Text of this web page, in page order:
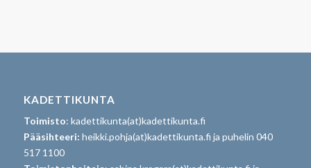
KADETTIKUNTA
Toimisto: kadettikunta(at)kadettikunta.fi
Pääsihteeri: heikki.pohja(at)kadettikunta.fi ja puhelin 040
517 1100